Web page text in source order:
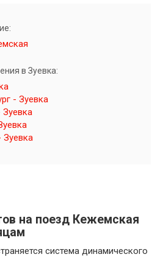
в Зуевка:
- Зуевка
Зуевка
Зуевка
на поезд Кежемская
система динамического